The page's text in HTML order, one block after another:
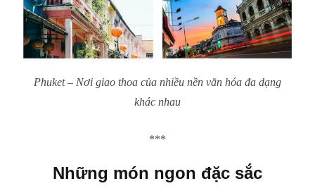
Phuket – Nơi giao thoa của nhiều nền văn hóa đa dạng
khác nhau
***
Những món ngon đặc sắc